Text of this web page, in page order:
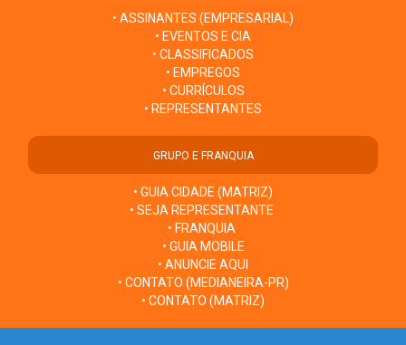
• ASSINANTES (EMPRESARIAL)
• EVENTOS E CIA
• CLASSIFICADOS
• EMPREGOS
• CURRÍCULOS
• REPRESENTANTES
GRUPO E FRANQUIA
• GUIA CIDADE (MATRIZ)
• SEJA REPRESENTANTE
• FRANQUIA
• GUIA MOBILE
• ANUNCIE AQUI
• CONTATO (MEDIANEIRA-PR)
• CONTATO (MATRIZ)